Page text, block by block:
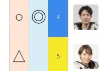
○ ◎ 4
△ 5